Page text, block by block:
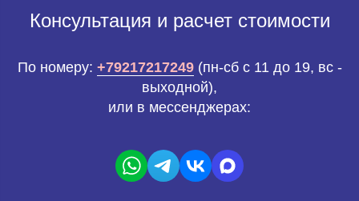
Консультация и расчет стоимости
По номеру: +79217217249(пн-сб с 11 до 19, вс -
выходной),
или в мессенджерах: